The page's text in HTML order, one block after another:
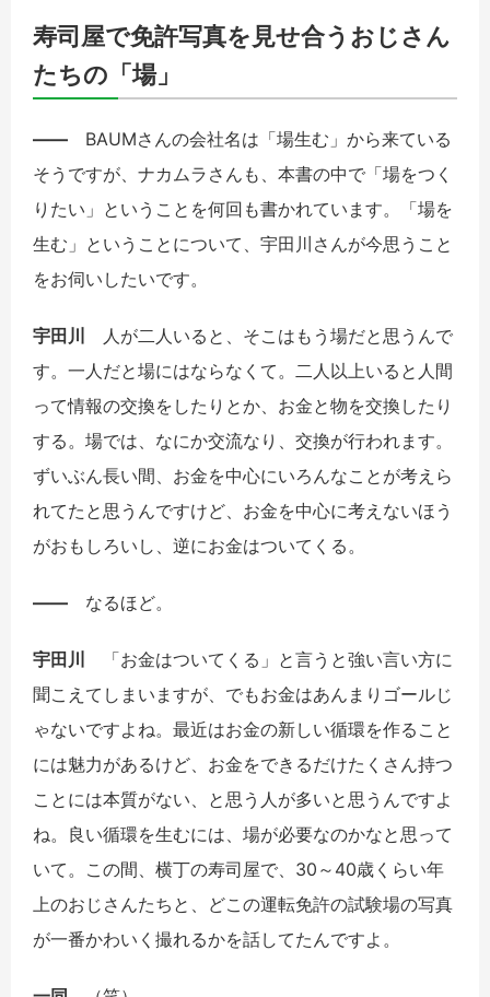
寿司屋で免許写真を見せ合うおじさん
たちの「場」
―― BAUMさんの会社名は「場生む」から来ている
そうですが、ナカムラさんも、本書の中で「場をつく
りたい」ということを何回も書かれています。「場を
生む」ということについて、宇田川さんが今思うこと
をお伺いしたいです。
宇田川
人が二人いると、そこはもう場だと思うんで
す。一人だと場にはならなくて。二人以上いると人間
って情報の交換をしたりとか、お金と物を交換したり
する。場では、なにか交流なり、交換が行われます。
ずいぶん長い間、お金を中心にいろんなことが考えら
れてたと思うんですけど、お金を中心に考えないほう
がおもしろいし、逆にお金はついてくる。
―― なるほど。
宇田川
「お金はついてくる」と言うと強い言い方に
聞こえてしまいますが、でもお金はあんまりゴールじ
ゃないですよね。最近はお金の新しい循環を作ること
には魅力があるけど、お金をできるだけたくさん持つ
ことには本質がない、と思う人が多いと思うんですよ
ね。良い循環を生むには、場が必要なのかなと思って
いて。この間、横丁の寿司屋で、30～40歳くらい年
上のおじさんたちと、どこの運転免許の試験場の写真
が一番かわいく撮れるかを話してたんですよ。